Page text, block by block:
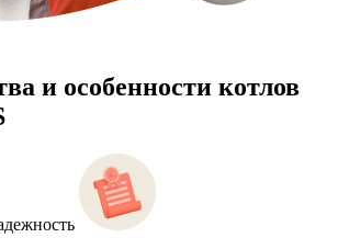
и особенности котлов